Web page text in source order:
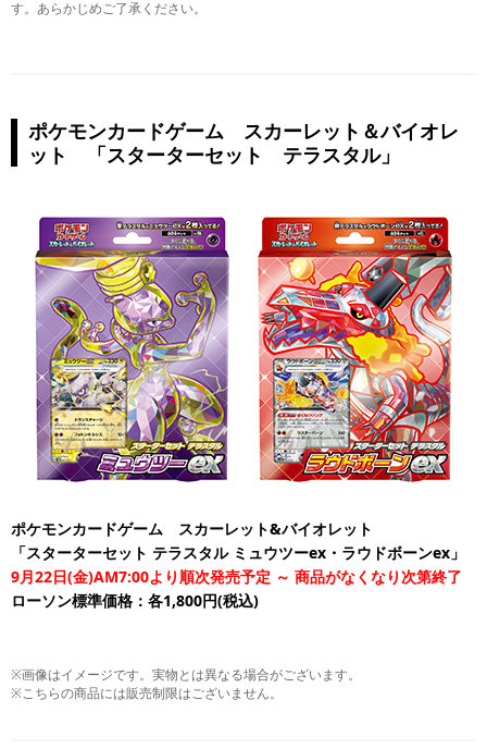
す。あらかじめご了承ください。
ポケモンカードゲーム スカーレット＆バイオレ
ット 「スターターセット テラスタル」
ポケモンカードゲーム スカーレット&バイオレット
「スターターセット テラスタル ミュウツーex・ラウドボーンex」
9月22日(金)AM7:00より順次発売予定 ～ 商品がなくなり次第終了
ローソン標準価格：各1,800円(税込)
※画像はイメージです。実物とは異なる場合がございます。
※こちらの商品には販売制限はございません。